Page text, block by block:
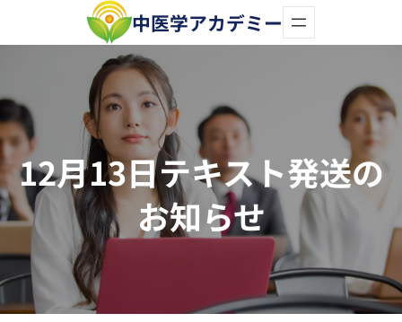
容
ス
キ
ッ
プ
中医学アカデミー
12月13日テキスト発送の
お知らせ